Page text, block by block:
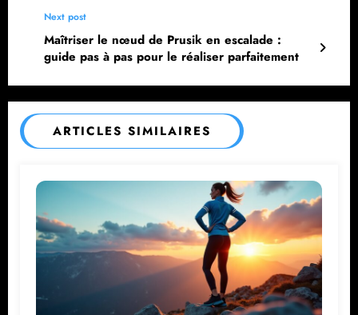
Next post
Maîtriser le nœud de Prusik en escalade :
guide pas à pas pour le réaliser parfaitement
ARTICLES SIMILAIRES